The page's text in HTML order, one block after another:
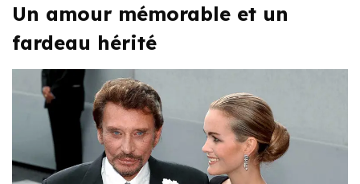
Un amour mémorable et un
fardeau hérité